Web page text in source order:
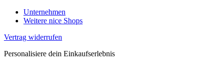
Unternehmen
Weitere nice Shops
Vertrag widerrufen
Personalisiere dein Einkaufserlebnis